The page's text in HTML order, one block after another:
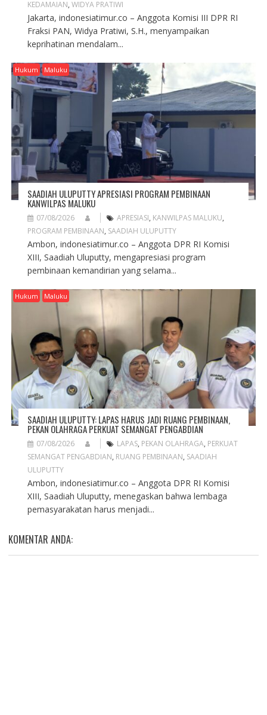
KEDAMAIAN, WIDYA PRATIWI
Jakarta, indonesiatimur.co – Anggota Komisi III DPR RI
Fraksi PAN, Widya Pratiwi, S.H., menyampaikan
keprihatinan mendalam...
Hukum Maluku
SAADIAH ULUPUTTY APRESIASI PROGRAM PEMBINAAN
KANWILPAS MALUKU
07/08/2026 APRESIASI, KANWILPAS MALUKU,
PROGRAM PEMBINAAN, SAADIAH ULUPUTTY
Ambon, indonesiatimur.co – Anggota DPR RI Komisi
XIII, Saadiah Uluputty, mengapresiasi program
pembinaan kemandirian yang selama...
Hukum Maluku
SAADIAH ULUPUTTY: LAPAS HARUS JADI RUANG PEMBINAAN,
PEKAN OLAHRAGA PERKUAT SEMANGAT PENGABDIAN
07/08/2026 LAPAS, PEKAN OLAHRAGA, PERKUAT
SEMANGAT PENGABDIAN, RUANG PEMBINAAN, SAADIAH
ULUPUTTY
Ambon, indonesiatimur.co – Anggota DPR RI Komisi
XIII, Saadiah Uluputty, menegaskan bahwa lembaga
pemasyarakatan harus menjadi...
KOMENTAR ANDA: